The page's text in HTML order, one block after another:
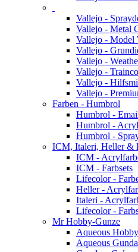
Vallejo -
Vallejo - Metal
Vallejo - Model
Vallejo -
Vallejo -
Vallejo -
Vallejo -
Vallejo -
Farben - Humbrol
Humbrol -
Humbrol - Acryl
Humbrol -
ICM, Italeri, Heller &
ICM -
ICM - Farbsets
Lifecolor -
Heller -
Italeri -
Lifecolor -
Mr Hobby-Gunze
Aqueous
Aqueous